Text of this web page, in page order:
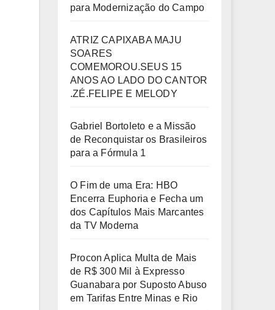
para Modernização do Campo
ATRIZ CAPIXABA MAJU
SOARES
COMEMOROU.SEUS 15
ANOS AO LADO DO CANTOR
.ZÉ.FELIPE E MELODY
Gabriel Bortoleto e a Missão
de Reconquistar os Brasileiros
para a Fórmula 1
O Fim de uma Era: HBO
Encerra Euphoria e Fecha um
dos Capítulos Mais Marcantes
da TV Moderna
Procon Aplica Multa de Mais
de R$ 300 Mil à Expresso
Guanabara por Suposto Abuso
em Tarifas Entre Minas e Rio